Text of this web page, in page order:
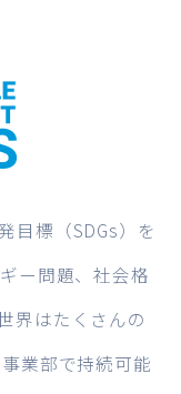
目標（SDGs）を
ー問題、社会格
界はたくさんの
業部で持続可能